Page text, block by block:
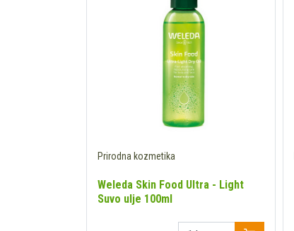
Prirodna kozmetika
Weleda Skin Food Ultra - Light
Suvo ulje 100ml